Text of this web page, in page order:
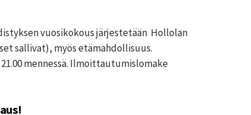
vuosikokous järjestetään Hollolan
sallivat), myös etämahdollisuus.
mennessä. Ilmoittautumislomake